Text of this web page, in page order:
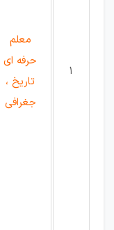
1
معلم
حرفه ای
تاریخ ،
جغرافی